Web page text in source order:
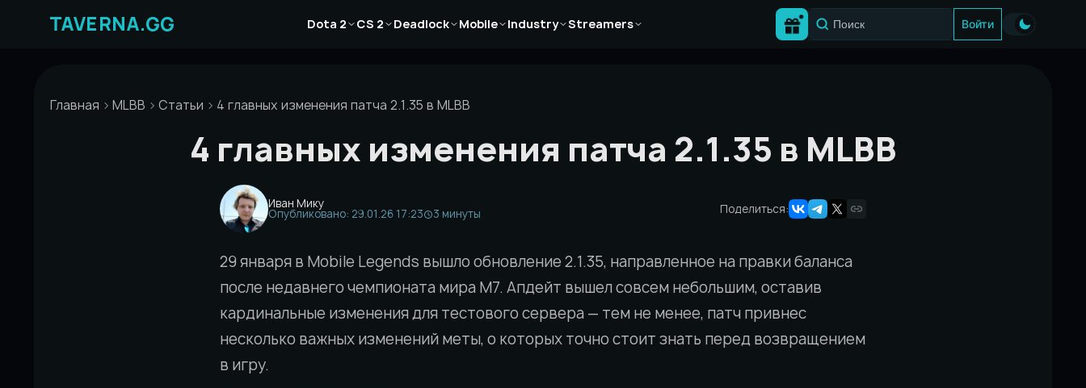
Dota 2
Статьи CS 2
СтатьиDeadlock
Статьи
Mobile
Статьи Industry
Статьи
Streamers
Статьи
Войти
Главная MLBB Статьи 4 главных изменения патча 2.1.35 в MLBB
4 главных изменения патча 2.1.35 в MLBB
Иван Мику
Опубликовано: 29.01.26 17:23 3 минуты Поделиться:
29 января в Mobile Legends вышло обновление 2.1.35, направленное на правки баланса
после недавнего чемпионата мира M7. Апдейт вышел совсем небольшим, оставив
кардинальные изменения для тестового сервера — тем не менее, патч привнес
несколько важных изменений меты, о которых точно стоит знать перед возвращением
в игру.